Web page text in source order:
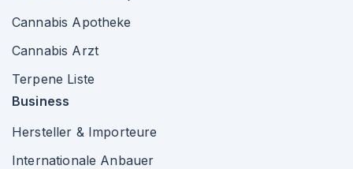
Cannabis Apotheke
Cannabis Arzt
Terpene Liste
Business
Hersteller & Importeure
Internationale Anbauer